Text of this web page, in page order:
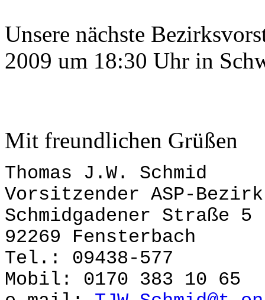
Unsere nächste
2009 um 18:30 Uhr in
Mit freundlichen Grüßen
Thomas J.W. Schmid
Vorsitzender ASP-
Schmidgadener Straße 5
92269 Fensterbach
Tel.: 09438-577
Mobil: 0170 383 10 65